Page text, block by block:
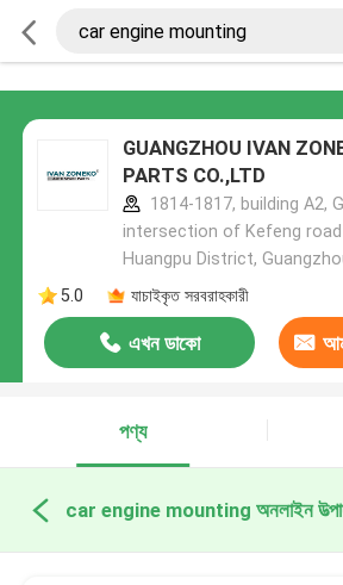
GUANGZHOU IVAN
PARTS CO.,LTD
1814-1817, building A2,
intersection of Kefeng road
Huangpu District,
5.0
যাচাইকৃত সরবরাহকারী
এখন ডাকো
পণ্য
car engine mounting অনলাইন